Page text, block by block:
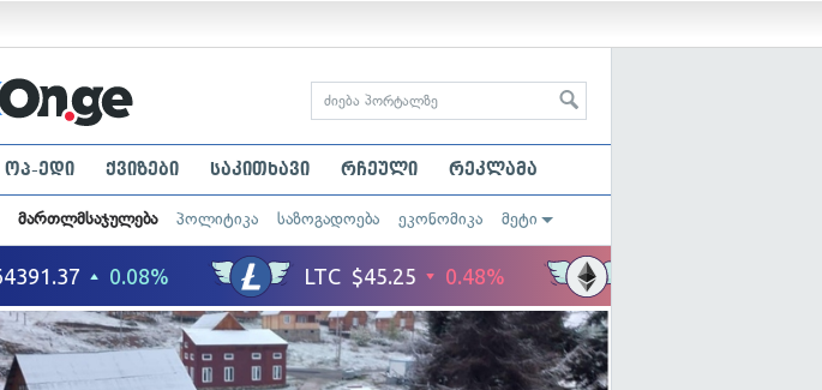
ოპ-ედი ქვიზები საკითხავი რჩეული რეკლამა
მართლმსაჯულება პოლიტიკა საზოგადოება ეკონომიკა მეტი